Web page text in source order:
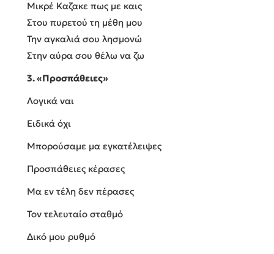
Μικρέ Καζακε πως με καις
Στου πυρετού τη μέθη μου
Την αγκαλιά σου λησμονώ
Στην αύρα σου θέλω να ζω
3. «Προσπάθειες»
Λογικά ναι
Ειδικά όχι
Μπορούσαμε μα εγκατέλειψες
Προσπάθειες κέρασες
Μα εν τέλη δεν πέρασες
Τον τελευταίο σταθμό
Δικό μου ρυθμό